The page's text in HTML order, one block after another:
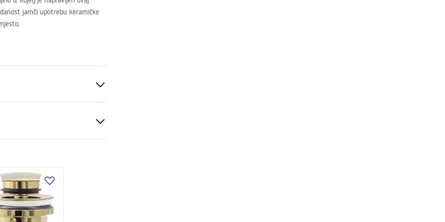
jamči upotrebu keramičke